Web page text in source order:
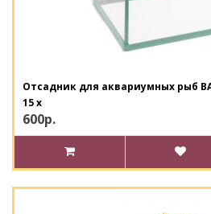
Отсадник для аквариумных рыб
15 х
600р.